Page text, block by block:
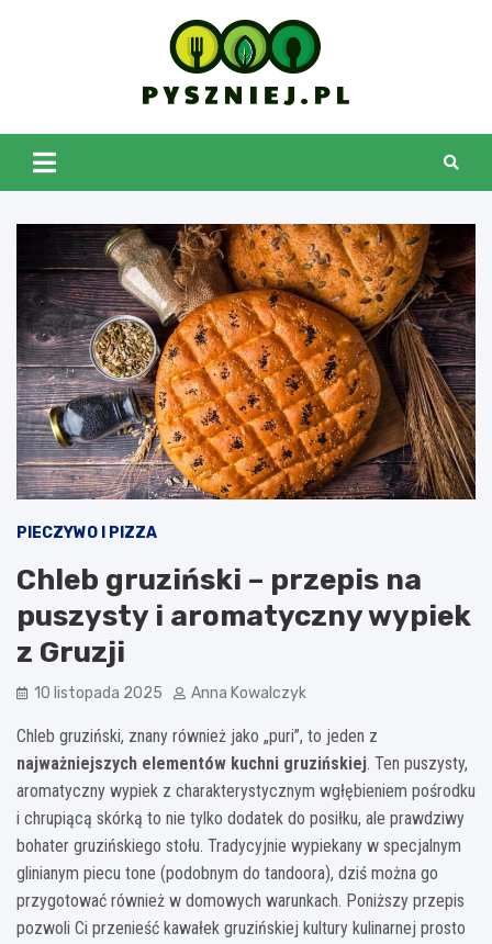
pyszniej.pl
PIECZYWO I PIZZA
Chleb gruziński – przepis na
puszysty i aromatyczny wypiek
z Gruzji
10 listopada 2025 Anna Kowalczyk
Chleb gruziński, znany również jako „puri”, to jeden z
najważniejszych elementów kuchni gruzińskiej. Ten puszysty,
aromatyczny wypiek z charakterystycznym wgłębieniem pośrodku
i chrupiącą skórką to nie tylko dodatek do posiłku, ale prawdziwy
bohater gruzińskiego stołu. Tradycyjnie wypiekany w specjalnym
glinianym piecu tone (podobnym do tandoora), dziś można go
przygotować również w domowych warunkach. Poniższy przepis
pozwoli Ci przenieść kawałek gruzińskiej kultury kulinarnej prosto